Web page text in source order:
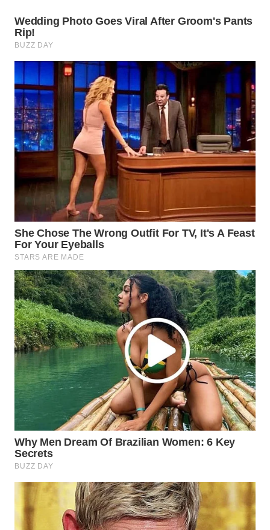
PRIANGAN
TIMUR
WN
SEMARANG
WN
SOLO
WN
BOROBUDUR
WN
MADURA
WN
SURABAYA
WN
NATUNA
WN
BINTAN
MANDALIKA
WN
LIKUPANG
LABUANBAJO